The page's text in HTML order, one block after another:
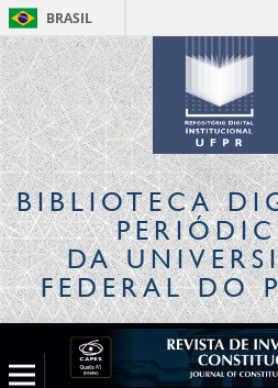
BRASIL
BIBLIOTECA
DA
FEDERAL DO